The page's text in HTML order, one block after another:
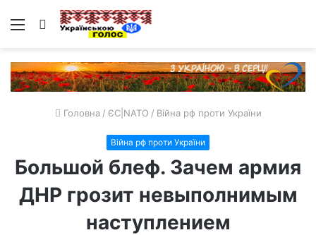
Меню Пошук
Головна / ЄС|NATO / Війна рф проти України
Війна рф проти України
Большой блеф. Зачем армия
ДНР грозит невыполнимым
наступлением